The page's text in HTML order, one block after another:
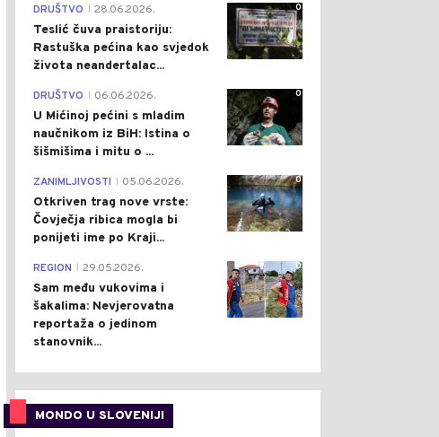
0
DRUŠTVO 28.06.2026.
Teslić čuva praistoriju:
Rastuška pećina kao svjedok
života neandertalac...
0
DRUŠTVO 06.06.2026.
U Mićinoj pećini s mladim
naučnikom iz BiH: Istina o
šišmišima i mitu o ...
0
ZANIMLJIVOSTI 05.06.2026.
Otkriven trag nove vrste:
Čovječja ribica mogla bi
ponijeti ime po Kraji...
0
REGION 29.05.2026.
Sam među vukovima i
šakalima: Nevjerovatna
reportaža o jedinom
stanovnik...
MONDO U SLOVENIJI